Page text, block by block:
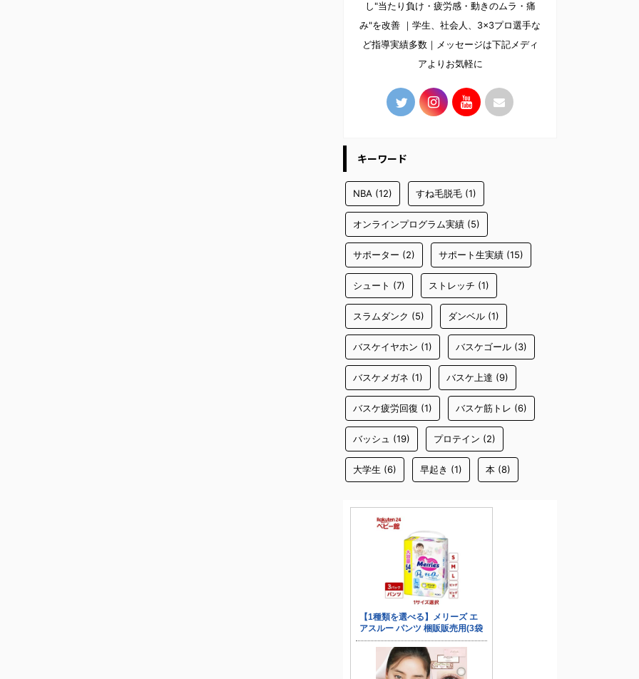
し"当たり負け・疲労感・動きのムラ・痛
み"を改善 ｜学生、社会人、3×3プロ選手な
ど指導実績多数｜メッセージは下記メディ
アよりお気軽に
キーワード
NBA (12) すね毛脱毛 (1)
オンラインプログラム実績 (5)
サポーター (2) サポート生実績 (15)
シュート (7) ストレッチ (1)
スラムダンク (5) ダンベル (1)
バスケイヤホン (1) バスケゴール (3)
バスケメガネ (1) バスケ上達 (9)
バスケ疲労回復 (1) バスケ筋トレ (6)
バッシュ (19) プロテイン (2)
大学生 (6) 早起き (1) 本 (8)